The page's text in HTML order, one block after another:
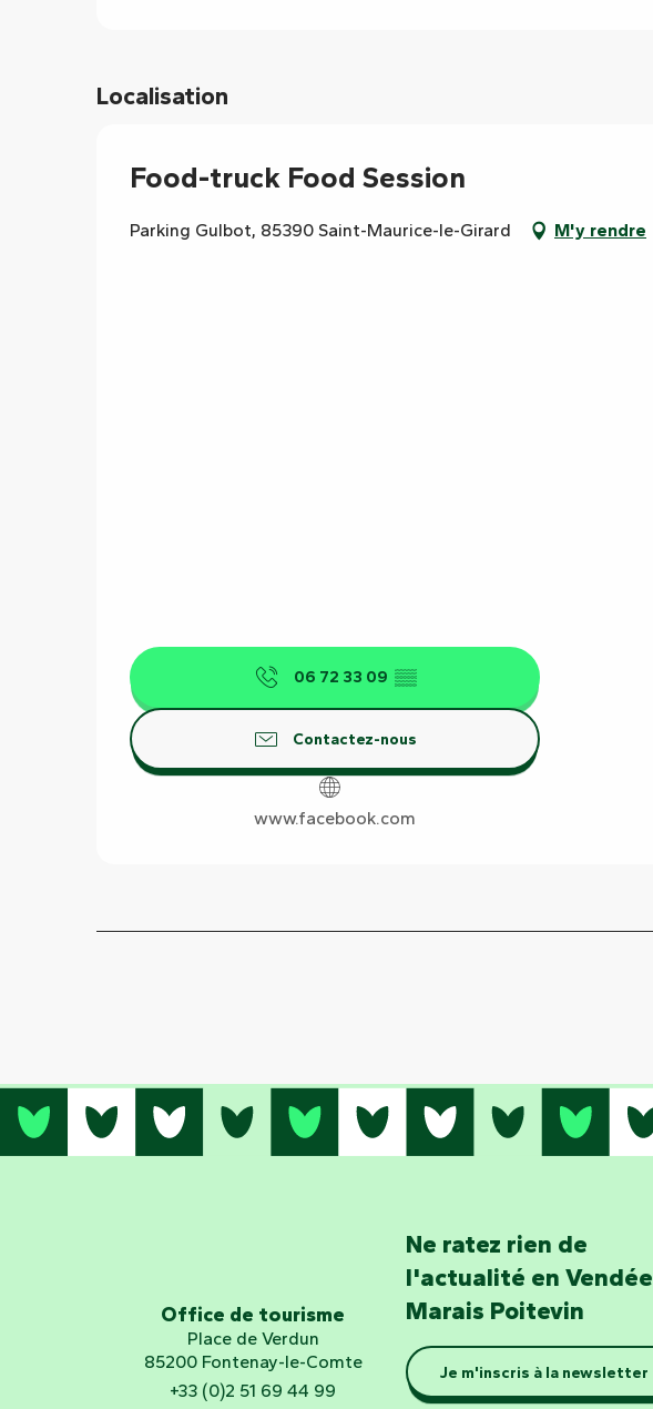
Localisation
Food-truck Food Session
Parking Gulbot, 85390 Saint-Maurice-le-Girard M'y rendre
06 72 33 09 ▒▒
Contactez-nous
www.facebook.com
Office de tourisme
Place de Verdun
85200 Fontenay-le-Comte
+33 (0)2 51 69 44 99
Ne ratez rien de
l'actualité en Vendée
Marais Poitevin
Je m'inscris à la newsletter